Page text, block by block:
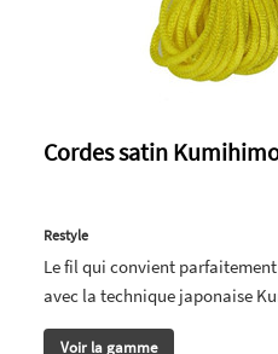
Cordes satin
Restyle
Le fil qui convient
avec la technique japonaise
Voir la gamme